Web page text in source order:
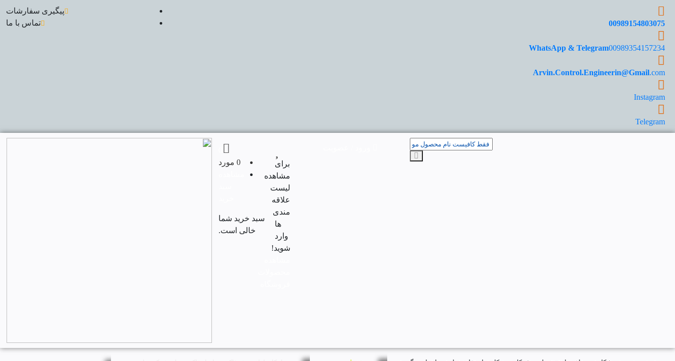
00989154803075
WhatsApp & Telegram00989354157234
Arvin.Control.Engineerin@Gmail.com
Instagram
Telegram
پیگیری سفارشات
تماس با ما
برای
مشاهده
لیست
علاقه
مندی
ها
وارد
شوید!
0 مورد
سبد خرید شما
خالی است.